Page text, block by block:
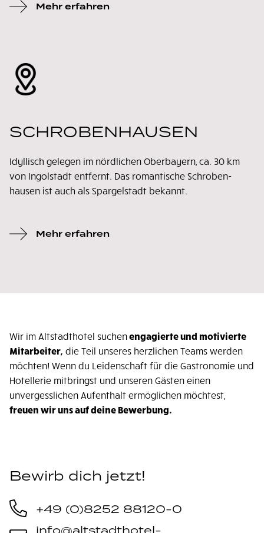
Mehr erfahren
SCHROBENHAUSEN
Idyllisch gelegen im nördlichen Oberbayern, ca. 30 km
von Ingolstadt entfernt. Das romantische Schroben-
hausen ist auch als Spargelstadt bekannt.
Mehr erfahren
Wir im Altstadthotel suchenengagierte und motivierte
Mitarbeiter, die Teil unseres herzlichen Teams werden
möchten! Wenn du Leidenschaft für die Gastronomie und
Hotellerie mitbringst und unseren Gästen einen
unvergesslichen Aufenthalt ermöglichen möchtest,
freuen wir uns auf deine Bewerbung.
Bewirb dich jetzt!
+49 (0)8252 88120-0
info@altstadthotel-